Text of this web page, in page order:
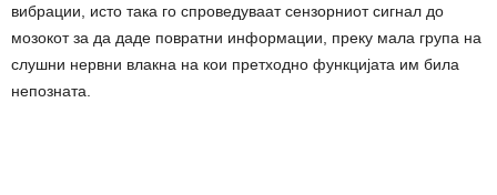
вибрации, исто така го спроведуваат сензорниот сигнал до
мозокот за да даде повратни информации, преку мала група на
слушни нервни влакна на кои претходно функцијата им била
непозната.